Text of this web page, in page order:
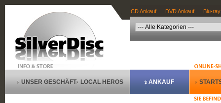
CD Ankauf DVD Ankauf Blu-
UNSER GESCHÄFT LOCAL HEROS ANKAUF